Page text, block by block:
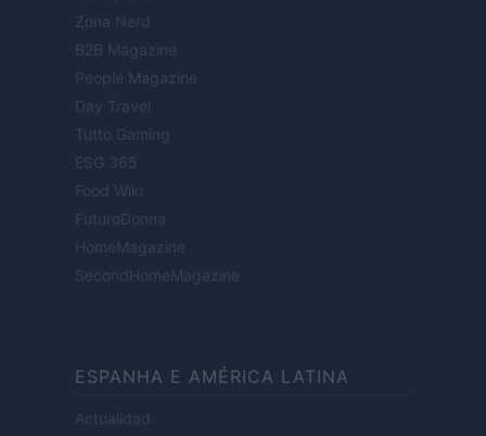
Zona Nerd
B2B Magazine
People Magazine
Day Travel
Tutto Gaming
ESG 365
Food Wiki
FuturoDonna
HomeMagazine
SecondHomeMagazine
ESPANHA E AMÉRICA LATINA
Actualidad